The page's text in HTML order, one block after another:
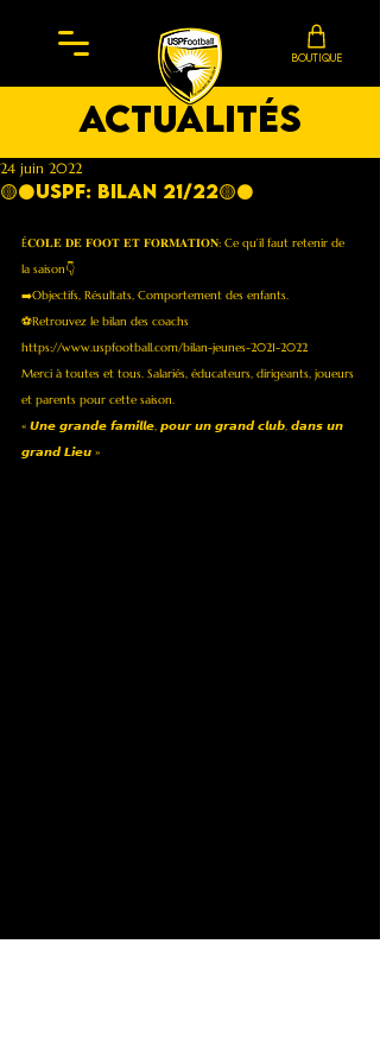
BOUTIQUE
actualités
🟡⚫️USPF: BILAN 21/22🟡⚫️
24 juin 2022
É𝐂𝐎𝐋𝐄 𝐃𝐄 𝐅𝐎𝐎𝐓 𝐄𝐓 𝐅𝐎𝐑𝐌𝐀𝐓𝐈𝐎𝐍: Ce qu’il faut retenir de
la saison👇
➡️Objectifs, Résultats, Comportement des enfants.
⚽️Retrouvez le bilan des coachs
https://www.uspfootball.com/bilan-jeunes-2021-2022
Merci à toutes et tous. Salariés, éducateurs, dirigeants, joueurs
et parents pour cette saison.
« 𝙐𝙣𝙚 𝙜𝙧𝙖𝙣𝙙𝙚 𝙛𝙖𝙢𝙞𝙡𝙡𝙚, 𝙥𝙤𝙪𝙧 𝙪𝙣 𝙜𝙧𝙖𝙣𝙙 𝙘𝙡𝙪𝙗, 𝙙𝙖𝙣𝙨 𝙪𝙣
𝙜𝙧𝙖𝙣𝙙 𝙇𝙞𝙚𝙪 »